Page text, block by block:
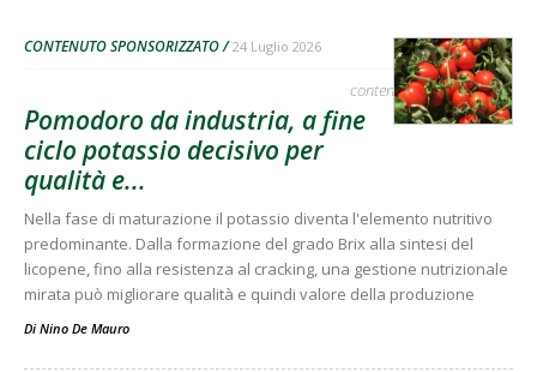
CONTENUTO SPONSORIZZATO 24 Luglio 2026
contenuto sponsorizzato
Pomodoro da industria, a fine
ciclo potassio decisivo per
qualità e...
Nella fase di maturazione il potassio diventa l'elemento nutritivo
predominante. Dalla formazione del grado Brix alla sintesi del
licopene, fino alla resistenza al cracking, una gestione nutrizionale
mirata può migliorare qualità e quindi valore della produzione
Di Nino De Mauro